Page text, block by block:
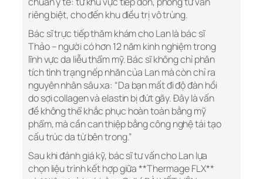
riêng biệt, cho đến khu điều trị vô trùng.
Bác sĩ trực tiếp thăm khám cho Lan là bác sĩ
Thảo – người có hơn 12 năm kinh nghiệm trong
lĩnh vực da liễu thẩm mỹ. Bác sĩ không chỉ phân
tích tình trạng nếp nhăn của Lan mà còn chỉ ra
nguyên nhân sâu xa: “Da bạn mất đi độ đàn hồi
do sợi collagen và elastin bị đứt gãy. Đây là vấn
đề không thể khắc phục hoàn toàn bằng mỹ
phẩm, mà cần can thiệp bằng công nghệ tái tạo
cấu trúc da từ bên trong.”
Sau khi đánh giá kỹ, bác sĩ tư vấn cho Lan lựa
chọn liệu trình kết hợp giữa **Thermage FLX**